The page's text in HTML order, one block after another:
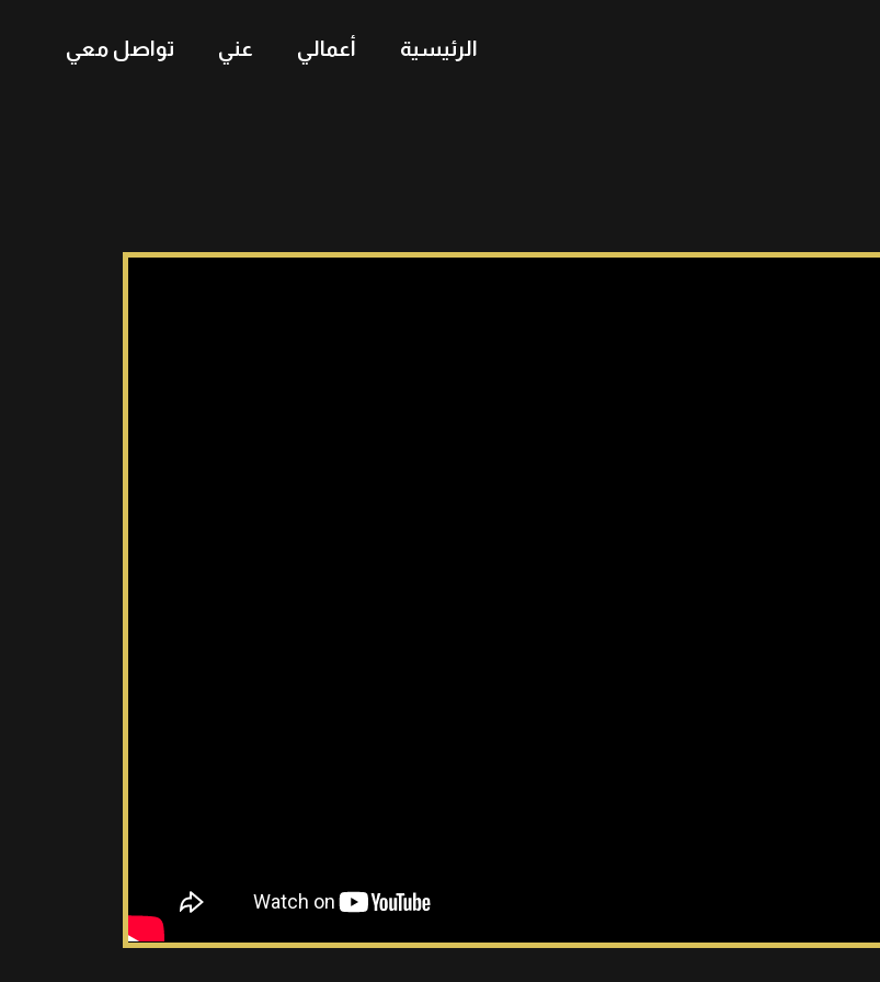
الرئيسية أعمالي عني تواصل معي